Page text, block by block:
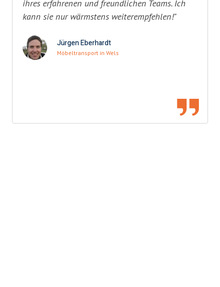
ihres erfahrenen und freundlichen Teams. Ich
kann sie nur wärmstens weiterempfehlen!"
Jürgen Eberhardt
Möbeltransport in Wels